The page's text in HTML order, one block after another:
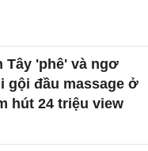
Tây 'phê' và ngơ
gội đầu massage ở
hút 24 triệu view